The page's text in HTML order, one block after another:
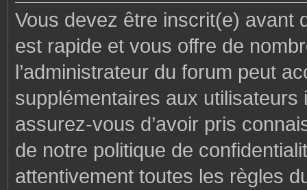
Vous devez être inscrit(e) avant
est rapide et vous offre de
l’administrateur du forum peut
supplémentaires aux
assurez-vous d’avoir pris
de notre politique de
attentivement toutes les règles